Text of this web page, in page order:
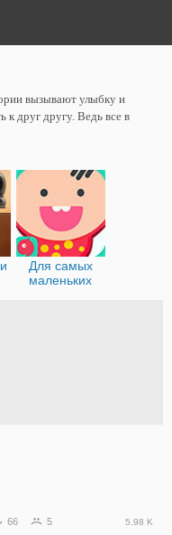
вызывают улыбку и
к друг другу. Ведь все в
Для самых
маленьких
66 5 5.98 K